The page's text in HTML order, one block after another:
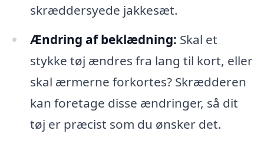
skræddersyede jakkesæt.
Ændring af beklædning: Skal et
stykke tøj ændres fra lang til kort, eller
skal ærmerne forkortes? Skrædderen
kan foretage disse ændringer, så dit
tøj er præcist som du ønsker det.